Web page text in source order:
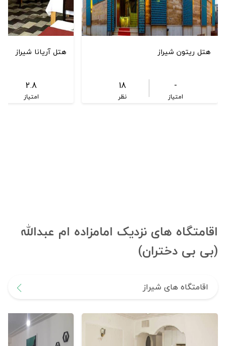
هتل ریتون شیراز
-
امتیاز
18
نظر
هتل آریانا شیراز
2.8
امتیاز
اقامتگاه های نزدیک امامزاده ام عبدالله
(بی بی دختران)
اقامتگاه های شیراز